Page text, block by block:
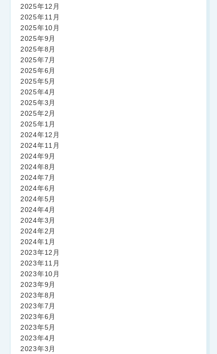
2025年12月
2025年11月
2025年10月
2025年9月
2025年8月
2025年7月
2025年6月
2025年5月
2025年4月
2025年3月
2025年2月
2025年1月
2024年12月
2024年11月
2024年9月
2024年8月
2024年7月
2024年6月
2024年5月
2024年4月
2024年3月
2024年2月
2024年1月
2023年12月
2023年11月
2023年10月
2023年9月
2023年8月
2023年7月
2023年6月
2023年5月
2023年4月
2023年3月